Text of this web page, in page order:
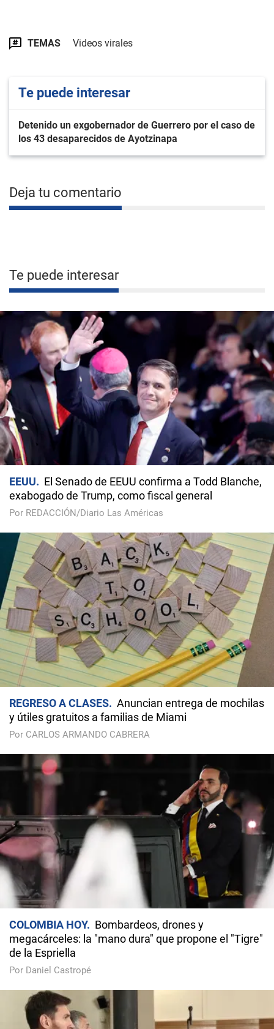
TEMAS Videos virales
Te puede interesar
Detenido un exgobernador de Guerrero por el caso de
los 43 desaparecidos de Ayotzinapa
Deja tu comentario
Te puede interesar
EEUU
El Senado de EEUU confirma a Todd Blanche,
exabogado de Trump, como fiscal general
Por REDACCIÓN/Diario Las Américas
REGRESO A CLASES
Anuncian entrega de mochilas
y útiles gratuitos a familias de Miami
Por CARLOS ARMANDO CABRERA
COLOMBIA HOY
Bombardeos, drones y
megacárceles: la "mano dura" que propone el "Tigre"
de la Espriella
Por Daniel Castropé